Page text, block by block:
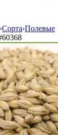
›Сорта›Полевые